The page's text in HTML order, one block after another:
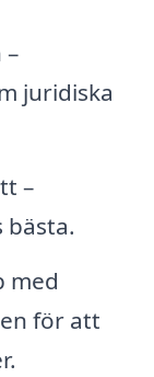
juridiska
–
bästa.
med
för att